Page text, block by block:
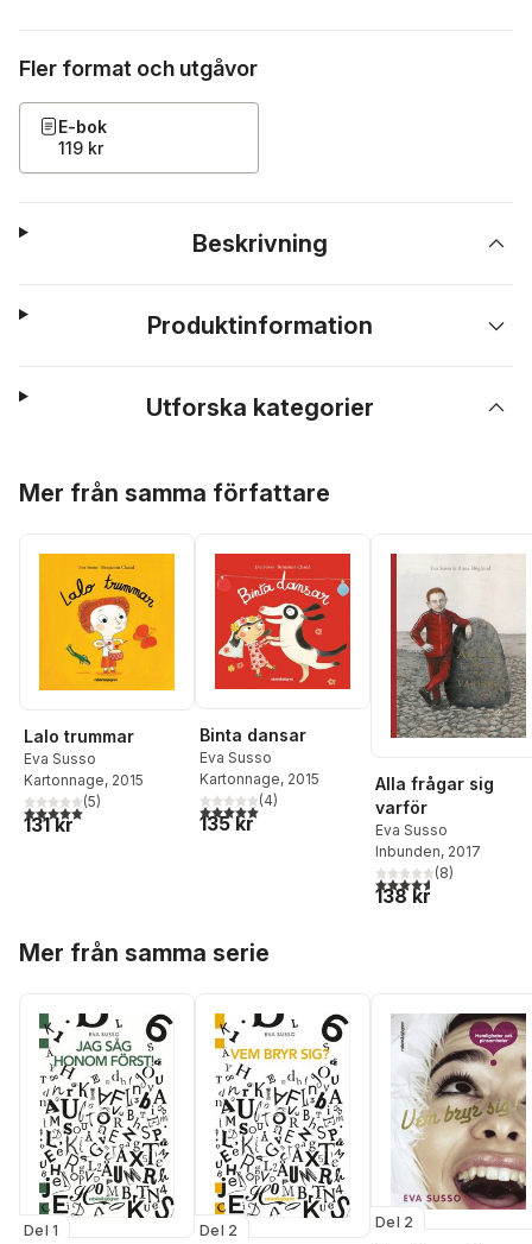
Fler format och utgåvor
E-bok
119 kr
Beskrivning
Produktinformation
Utforska kategorier
Mer från samma författare
Lalo trummar
Eva Susso
Kartonnage, 2015
5,0utav 5 stjärnor. Totalt antal röster:
(5)
131 kr
Binta dansar
Eva Susso
Kartonnage, 2015
5,0utav 5 stjärnor. Totalt antal röster:
(4)
135 kr
Alla frågar sig
varför
Eva Susso
Inbunden, 2017
4,6utav 5 stjärnor.
(8)
138 kr
Mer från samma serie
Del 1 Del 2 Del 2